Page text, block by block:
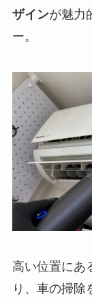
ザインが魅力
ー。
高い位置にあ
り、車の掃除